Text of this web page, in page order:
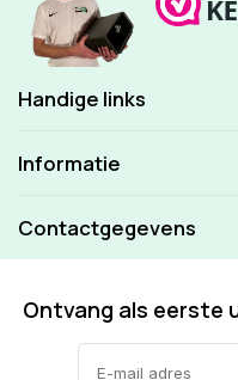
Handige links
Informatie
Contactgegevens
Ontvang als eerste